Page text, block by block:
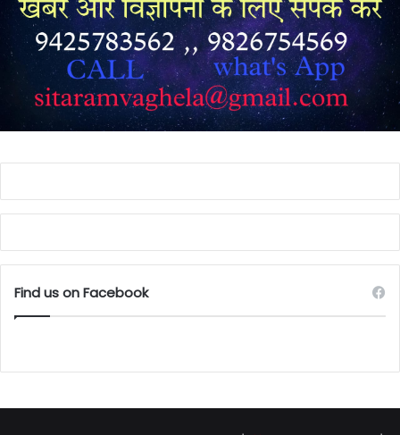
Find us on Facebook